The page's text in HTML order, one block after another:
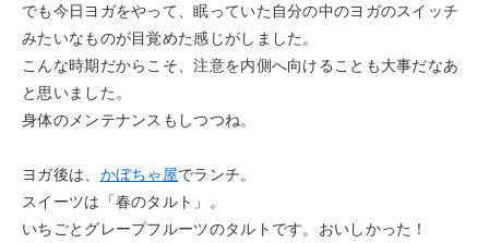
でも今日ヨガをやって、眠っていた自分の中のヨガのスイッチ
みたいなものが目覚めた感じがしました。
こんな時期だからこそ、注意を内側へ向けることも大事だなあ
と思いました。
身体のメンテナンスもしつつね。
ヨガ後は、 かぼちゃ屋でランチ。
スイーツは「春のタルト」。
いちごとグレープフルーツのタルトです。おいしかった！